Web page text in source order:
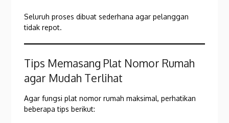
Seluruh proses dibuat sederhana agar pelanggan
tidak repot.
Tips Memasang Plat Nomor Rumah
agar Mudah Terlihat
Agar fungsi plat nomor rumah maksimal, perhatikan
beberapa tips berikut: